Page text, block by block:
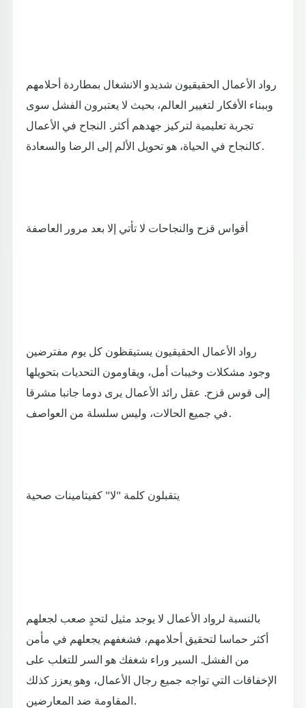
رواد الأعمال الحقيقيون شديدو الانشغال بمطاردة أحلامهم
وببناء الأفكار لتغيير العالم، بحيث لا يعتبرون الفشل سوى
تجربة تعليمية لتركيز جهدهم أكثر. النجاح في الأعمال
كالنجاح في الحياة، هو تحويل الألم إلى الرضا والسعادة.
أقواس قزح والنجاحات لا تأتي إلا بعد مرور العاصفة
رواد الأعمال الحقيقيون يستيقظون كل يوم مفترضين
وجود مشكلات وخيبات أمل، ويقاومون التحديات بتحويلها
إلى قوس قزح. عقل رائد الأعمال يرى دوما جانبا مشرقا
في جميع الحالات، وليس سلسلة من العواصف.
يتقبلون كلمة "لا" كفيتامينات صحية
بالنسبة لرواد الأعمال لا يوجد مثيل لتحدٍ صعب لجعلهم
أكثر حماسا لتحقيق أحلامهم، فشغفهم يجعلهم في مأمن
من الفشل. السير وراء شغفك هو السر للتغلب على
الإخفاقات التي تواجه جميع رجال الأعمال، وهو يعزز كذلك
المقاومة ضد المعارضين.